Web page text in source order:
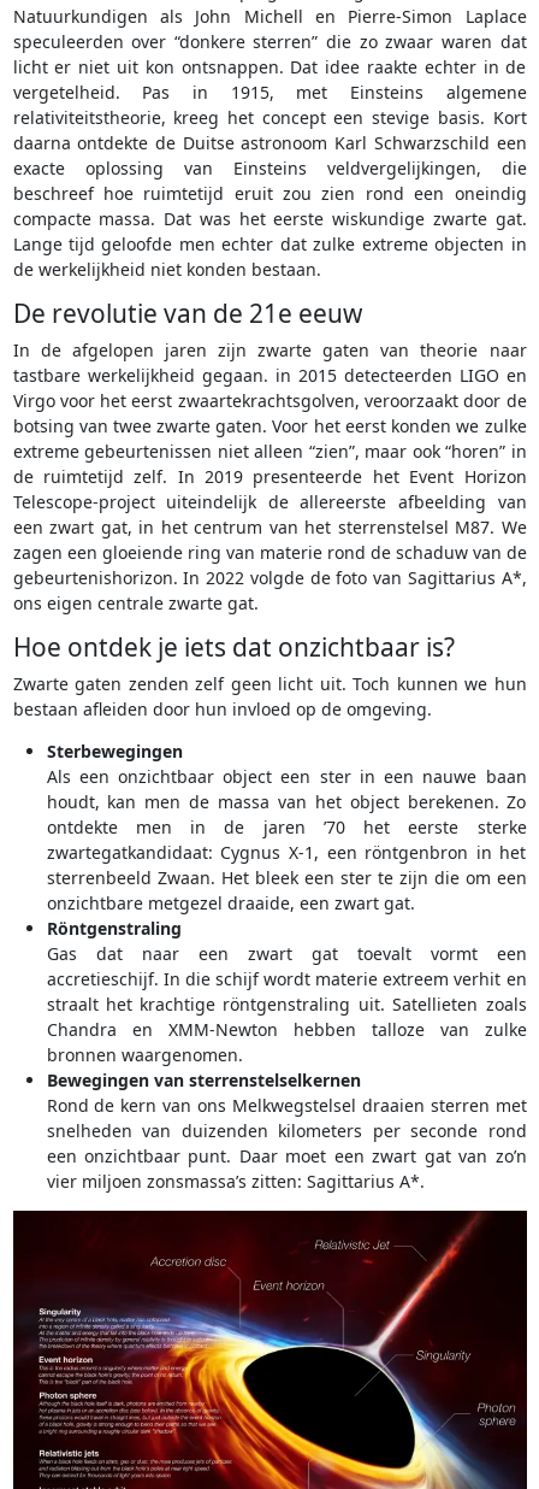
Natuurkundigen als John Michell en Pierre-Simon Laplace
speculeerden over “donkere sterren” die zo zwaar waren dat
licht er niet uit kon ontsnappen. Dat idee raakte echter in de
vergetelheid. Pas in 1915, met Einsteins algemene
relativiteitstheorie, kreeg het concept een stevige basis. Kort
daarna ontdekte de Duitse astronoom Karl Schwarzschild een
exacte oplossing van Einsteins veldvergelijkingen, die
beschreef hoe ruimtetijd eruit zou zien rond een oneindig
compacte massa. Dat was het eerste wiskundige zwarte gat.
Lange tijd geloofde men echter dat zulke extreme objecten in
de werkelijkheid niet konden bestaan.
De revolutie van de 21e eeuw
In de afgelopen jaren zijn zwarte gaten van theorie naar
tastbare werkelijkheid gegaan. in 2015 detecteerden LIGO en
Virgo voor het eerst zwaartekrachtsgolven, veroorzaakt door de
botsing van twee zwarte gaten. Voor het eerst konden we zulke
extreme gebeurtenissen niet alleen “zien”, maar ook “horen” in
de ruimtetijd zelf. In 2019 presenteerde het Event Horizon
Telescope-project uiteindelijk de allereerste afbeelding van
een zwart gat, in het centrum van het sterrenstelsel M87. We
zagen een gloeiende ring van materie rond de schaduw van de
gebeurtenishorizon. In 2022 volgde de foto van Sagittarius A*,
ons eigen centrale zwarte gat.
Hoe ontdek je iets dat onzichtbaar is?
Zwarte gaten zenden zelf geen licht uit. Toch kunnen we hun
bestaan afleiden door hun invloed op de omgeving.
Sterbewegingen
Als een onzichtbaar object een ster in een nauwe baan
houdt, kan men de massa van het object berekenen. Zo
ontdekte men in de jaren ’70 het eerste sterke
zwartegatkandidaat: Cygnus X-1, een röntgenbron in het
sterrenbeeld Zwaan. Het bleek een ster te zijn die om een
onzichtbare metgezel draaide, een zwart gat.
Röntgenstraling
Gas dat naar een zwart gat toevalt vormt een
accretieschijf. In die schijf wordt materie extreem verhit en
straalt het krachtige röntgenstraling uit. Satellieten zoals
Chandra en XMM-Newton hebben talloze van zulke
bronnen waargenomen.
Bewegingen van sterrenstelselkernen
Rond de kern van ons Melkwegstelsel draaien sterren met
snelheden van duizenden kilometers per seconde rond
een onzichtbaar punt. Daar moet een zwart gat van zo’n
vier miljoen zonsmassa’s zitten: Sagittarius A*.